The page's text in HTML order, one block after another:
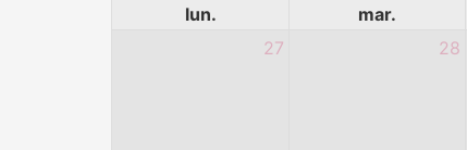
lun. mar.
27
28